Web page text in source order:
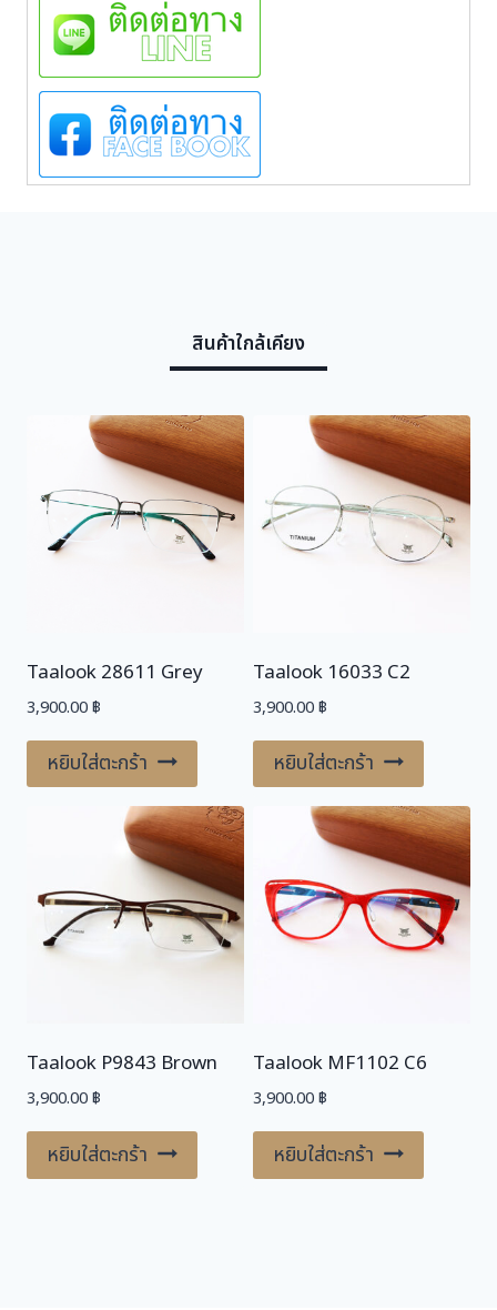
สินค้าใกล้เคียง
Taalook 28611 Grey
3,900.00฿
หยิบใส่ตะกร้า
Taalook 16033 C2
3,900.00฿
หยิบใส่ตะกร้า
Taalook P9843 Brown
3,900.00฿
หยิบใส่ตะกร้า
Taalook MF1102 C6
3,900.00฿
หยิบใส่ตะกร้า